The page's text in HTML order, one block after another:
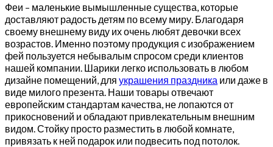
Феи – маленькие вымышленные существа, которые
доставляют радость детям по всему миру. Благодаря
своему внешнему виду их очень любят девочки всех
возрастов. Именно поэтому продукция с изображением
фей пользуется небывалым спросом среди клиентов
нашей компании. Шарики легко использовать в любом
дизайне помещений, для украшения праздника или даже в
виде милого презента. Наши товары отвечают
европейским стандартам качества, не лопаются от
прикосновений и обладают привлекательным внешним
видом. Стойку просто разместить в любой комнате,
привязать к ней подарок или подвесить под потолок.